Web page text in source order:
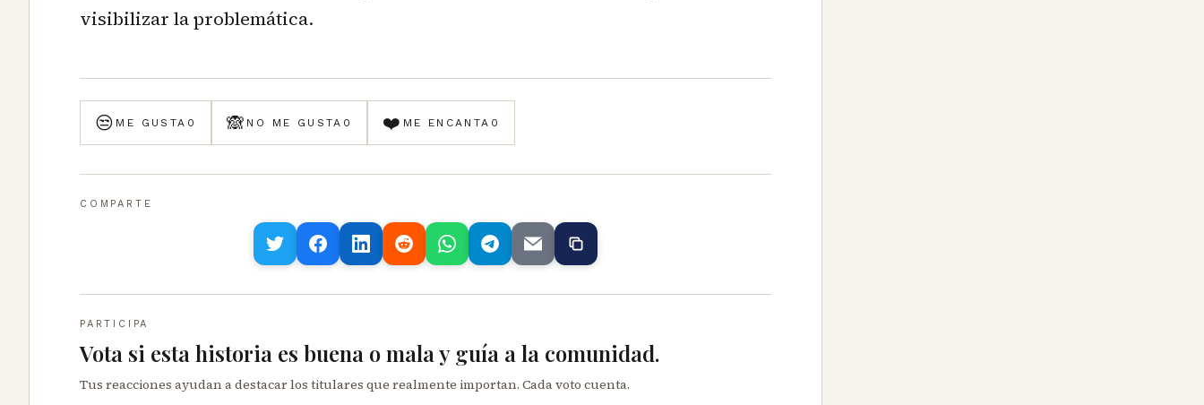
visibilizar la problemática.
😒 ME GUSTA 0 🙈 NO ME GUSTA 0 ❤️ ME ENCANTA 0
COMPARTE
PARTICIPA
Vota si esta historia es buena o mala y guía a la comunidad.
Tus reacciones ayudan a destacar los titulares que realmente importan. Cada voto cuenta.